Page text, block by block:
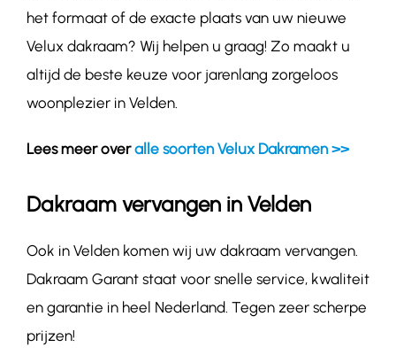
het formaat of de exacte plaats van uw nieuwe
Velux dakraam? Wij helpen u graag! Zo maakt u
altijd de beste keuze voor jarenlang zorgeloos
woonplezier in Velden.
Lees meer overalle soorten Velux Dakramen >>
Dakraam vervangen in Velden
Ook in Velden komen wij uw dakraam vervangen.
Dakraam Garant staat voor snelle service, kwaliteit
en garantie in heel Nederland. Tegen zeer scherpe
prijzen!